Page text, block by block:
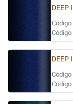
DEEP
Código
DEEP
Código